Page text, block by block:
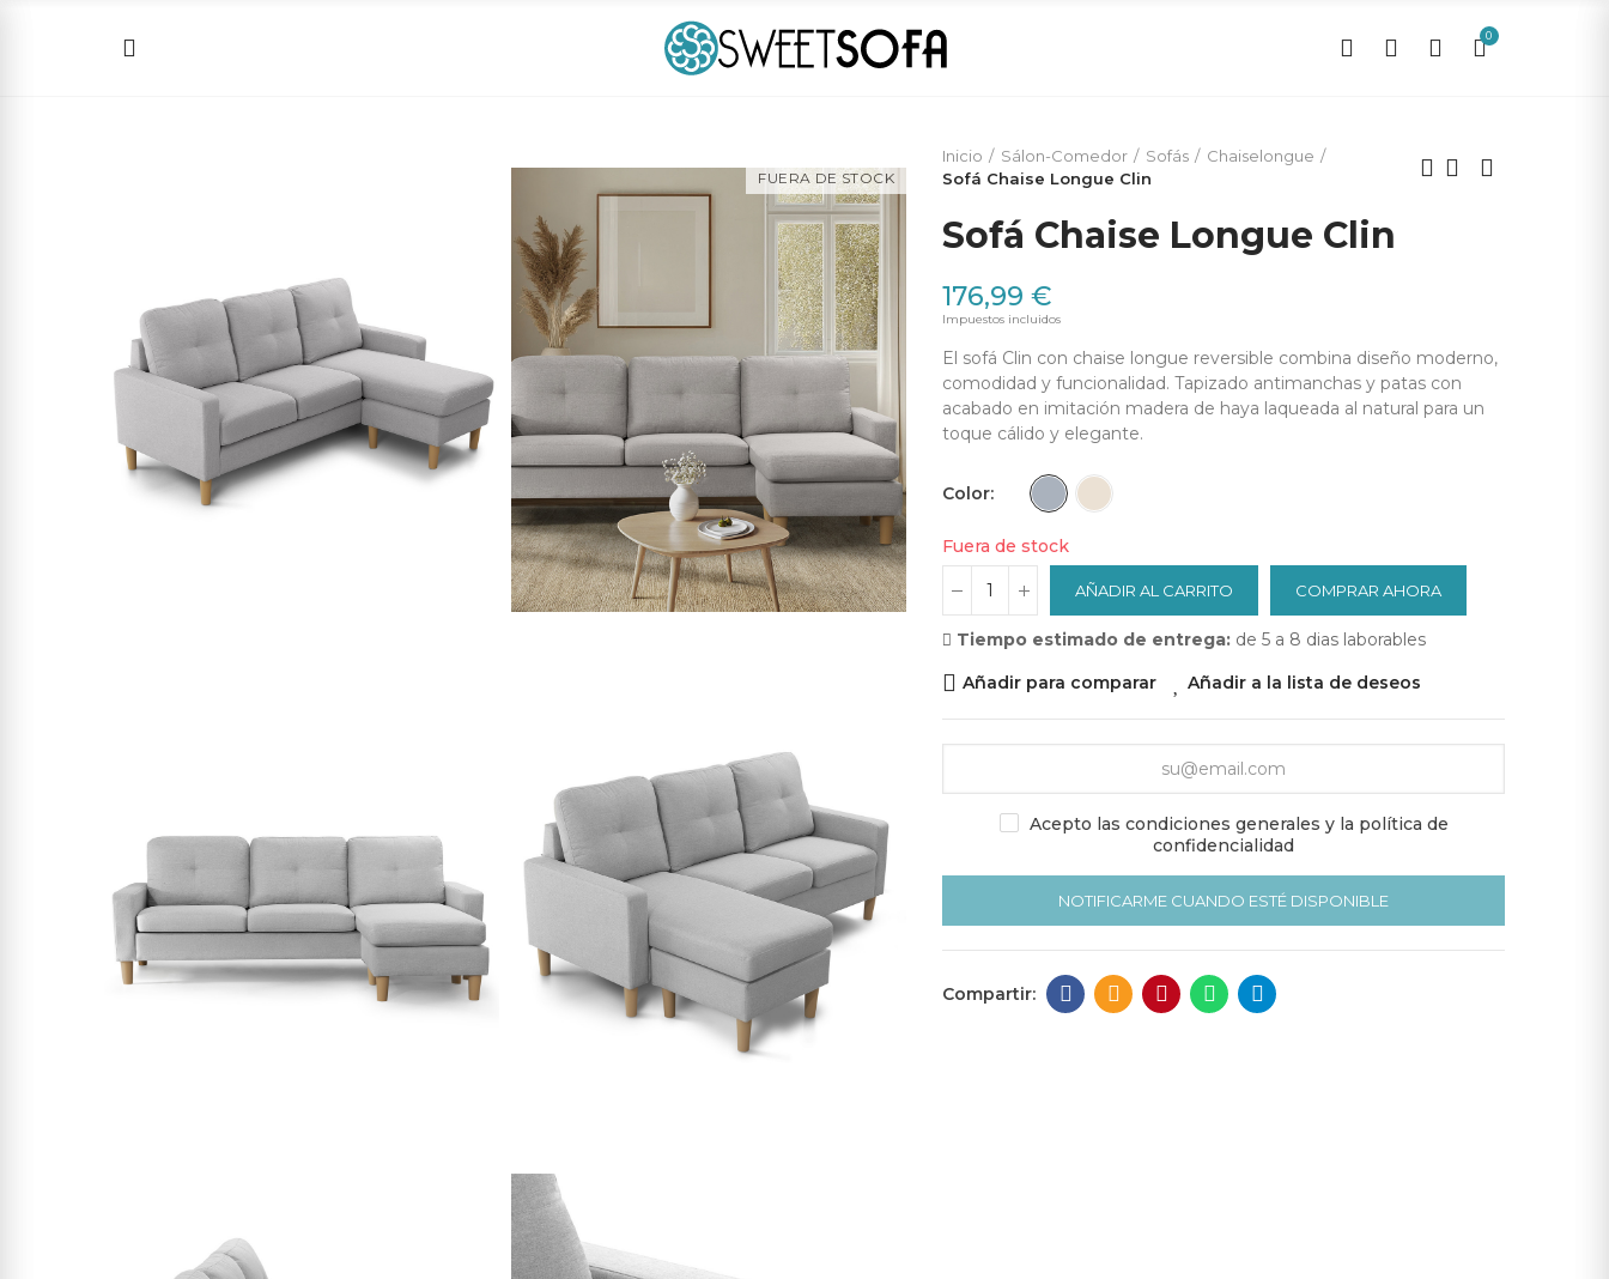
0
FUERA DE STOCK
Inicio Sálon-Comedor Sofás
Chaiselongue
Sofá Chaise Longue Clin
Sofá Chaise Longue Clin
176,99 €
Impuestos incluidos
El sofá Clin con chaise longue reversible combina diseño moderno,
comodidad y funcionalidad. Tapizado antimanchas y patas con
acabado en imitación madera de haya laqueada al natural para un
toque cálido y elegante.
Color
Fuera de stock
AÑADIR AL CARRITO COMPRAR AHORA
Tiempo estimado de entrega: de 5 a 8 dias laborables
Añadir para comparar
Añadir a la lista de deseos
Acepto las condiciones generales y la política de
confidencialidad
NOTIFICARME CUANDO ESTÉ DISPONIBLE